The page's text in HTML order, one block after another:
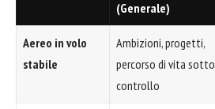
(Generale)
Aereo in volo
stabile
Ambizioni, progetti,
percorso di vita sotto
controllo